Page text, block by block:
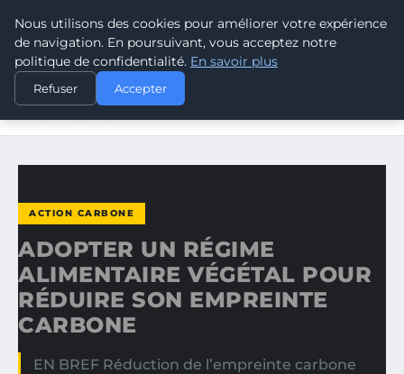
CLIMATE RESPONSE BLOG
ACCUEIL
ACTION CARBONE
ADOPTER UN RÉGIME ALIMENTAIRE VÉGÉTAL POUR
ACTION CARBONE
ADOPTER UN RÉGIME
ALIMENTAIRE VÉGÉTAL POUR
RÉDUIRE SON EMPREINTE
CARBONE
EN BREF Réduction de l’empreinte carbone
Nous utilisons des cookies pour améliorer votre expérience
de navigation. En poursuivant, vous acceptez notre
politique de confidentialité. En savoir plus
Refuser Accepter